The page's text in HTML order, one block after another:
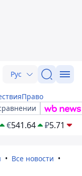
Рус
Право
€541.64 ₽5.71
Все новости